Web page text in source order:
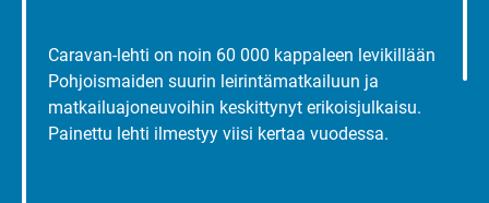
Caravan-lehti on noin 60 000 kappaleen levikillään
Pohjoismaiden suurin leirintämatkailuun ja
matkailuajoneuvoihin keskittynyt erikoisjulkaisu.
Painettu lehti ilmestyy viisi kertaa vuodessa.